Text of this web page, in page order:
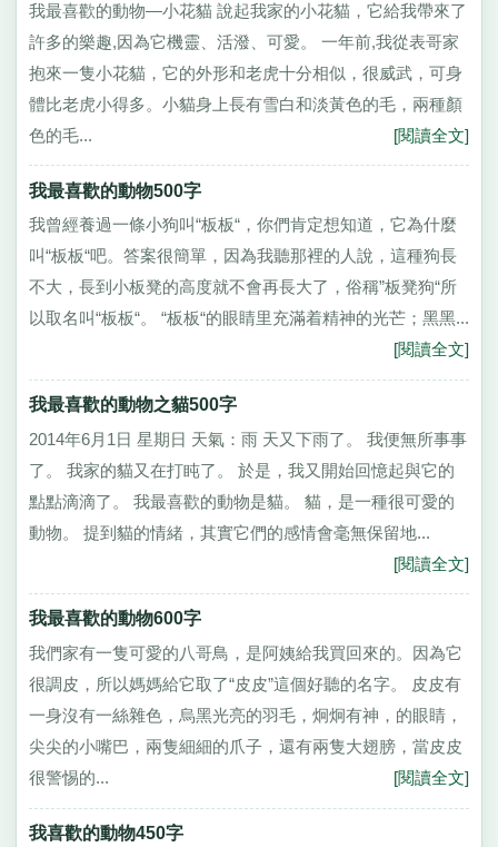
我最喜歡的動物—小花貓 說起我家的小花貓，它給我帶來了
許多的樂趣,因為它機靈、活潑、可愛。 一年前,我從表哥家
抱來一隻小花貓，它的外形和老虎十分相似，很威武，可身
體比老虎小得多。小貓身上長有雪白和淡黃色的毛，兩種顏
色的毛...
[閱讀全文]
我最喜歡的動物500字
我曾經養過一條小狗叫“板板“，你們肯定想知道，它為什麼
叫“板板“吧。答案很簡單，因為我聽那裡的人說，這種狗長
不大，長到小板凳的高度就不會再長大了，俗稱”板凳狗“所
以取名叫“板板“。 “板板“的眼睛里充滿着精神的光芒；黑黑...
[閱讀全文]
我最喜歡的動物之貓500字
2014年6月1日 星期日 天氣：雨 天又下雨了。 我便無所事事
了。 我家的貓又在打盹了。 於是，我又開始回憶起與它的
點點滴滴了。 我最喜歡的動物是貓。 貓，是一種很可愛的
動物。 提到貓的情緒，其實它們的感情會毫無保留地...
[閱讀全文]
我最喜歡的動物600字
我們家有一隻可愛的八哥鳥，是阿姨給我買回來的。因為它
很調皮，所以媽媽給它取了“皮皮”這個好聽的名字。 皮皮有
一身沒有一絲雜色，烏黑光亮的羽毛，炯炯有神，的眼睛，
尖尖的小嘴巴，兩隻細細的爪子，還有兩隻大翅膀，當皮皮
很警惕的...
[閱讀全文]
我喜歡的動物450字